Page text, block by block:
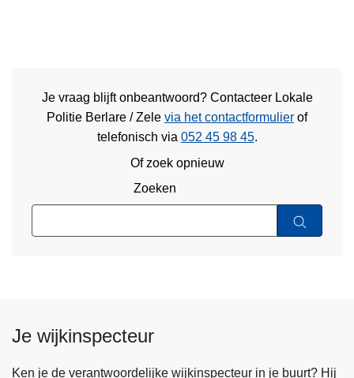
Je vraag blijft onbeantwoord? Contacteer Lokale
Politie Berlare / Zele via het contactformulier of
telefonisch via 052 45 98 45.
Of zoek opnieuw
Zoeken
Je wijkinspecteur
Ken je de verantwoordelijke wijkinspecteur in je buurt? Hij